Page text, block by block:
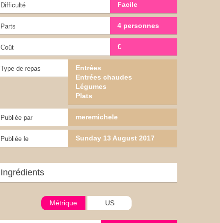
Difficulté Facile
Parts 4 personnes
Coût €
Type de repas
Entrées
Entrées chaudes
Légumes
Plats
Publiée par meremichele
Publiée le Sunday 13 August 2017
Ingrédients
Métrique US